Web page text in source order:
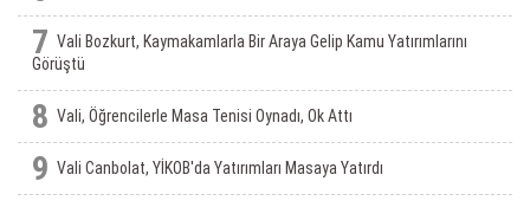
7 Vali Bozkurt, Kaymakamlarla Bir Araya Gelip Kamu Yatırımlarını
Görüştü
8 Vali, Öğrencilerle Masa Tenisi Oynadı, Ok Attı
9 Vali Canbolat, YİKOB'da Yatırımları Masaya Yatırdı